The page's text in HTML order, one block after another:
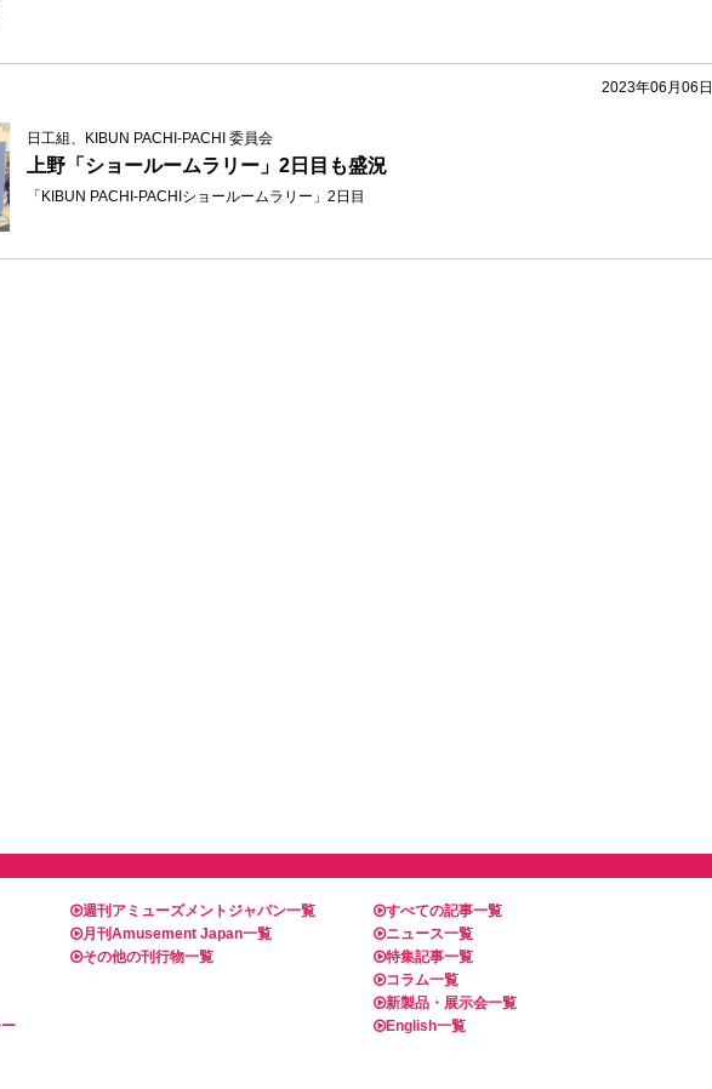
2023年06月06日
日工組、KIBUN PACHI-PACHI 委員会
上野「ショールームラリー」2日目も盛況
「KIBUN PACHI-PACHIショールームラリー」2日目
週刊アミューズメントジャパン一覧
月刊Amusement Japan一覧
その他の刊行物一覧
すべての記事一覧
ニュース一覧
特集記事一覧
コラム一覧
新製品・展示会一覧
English一覧